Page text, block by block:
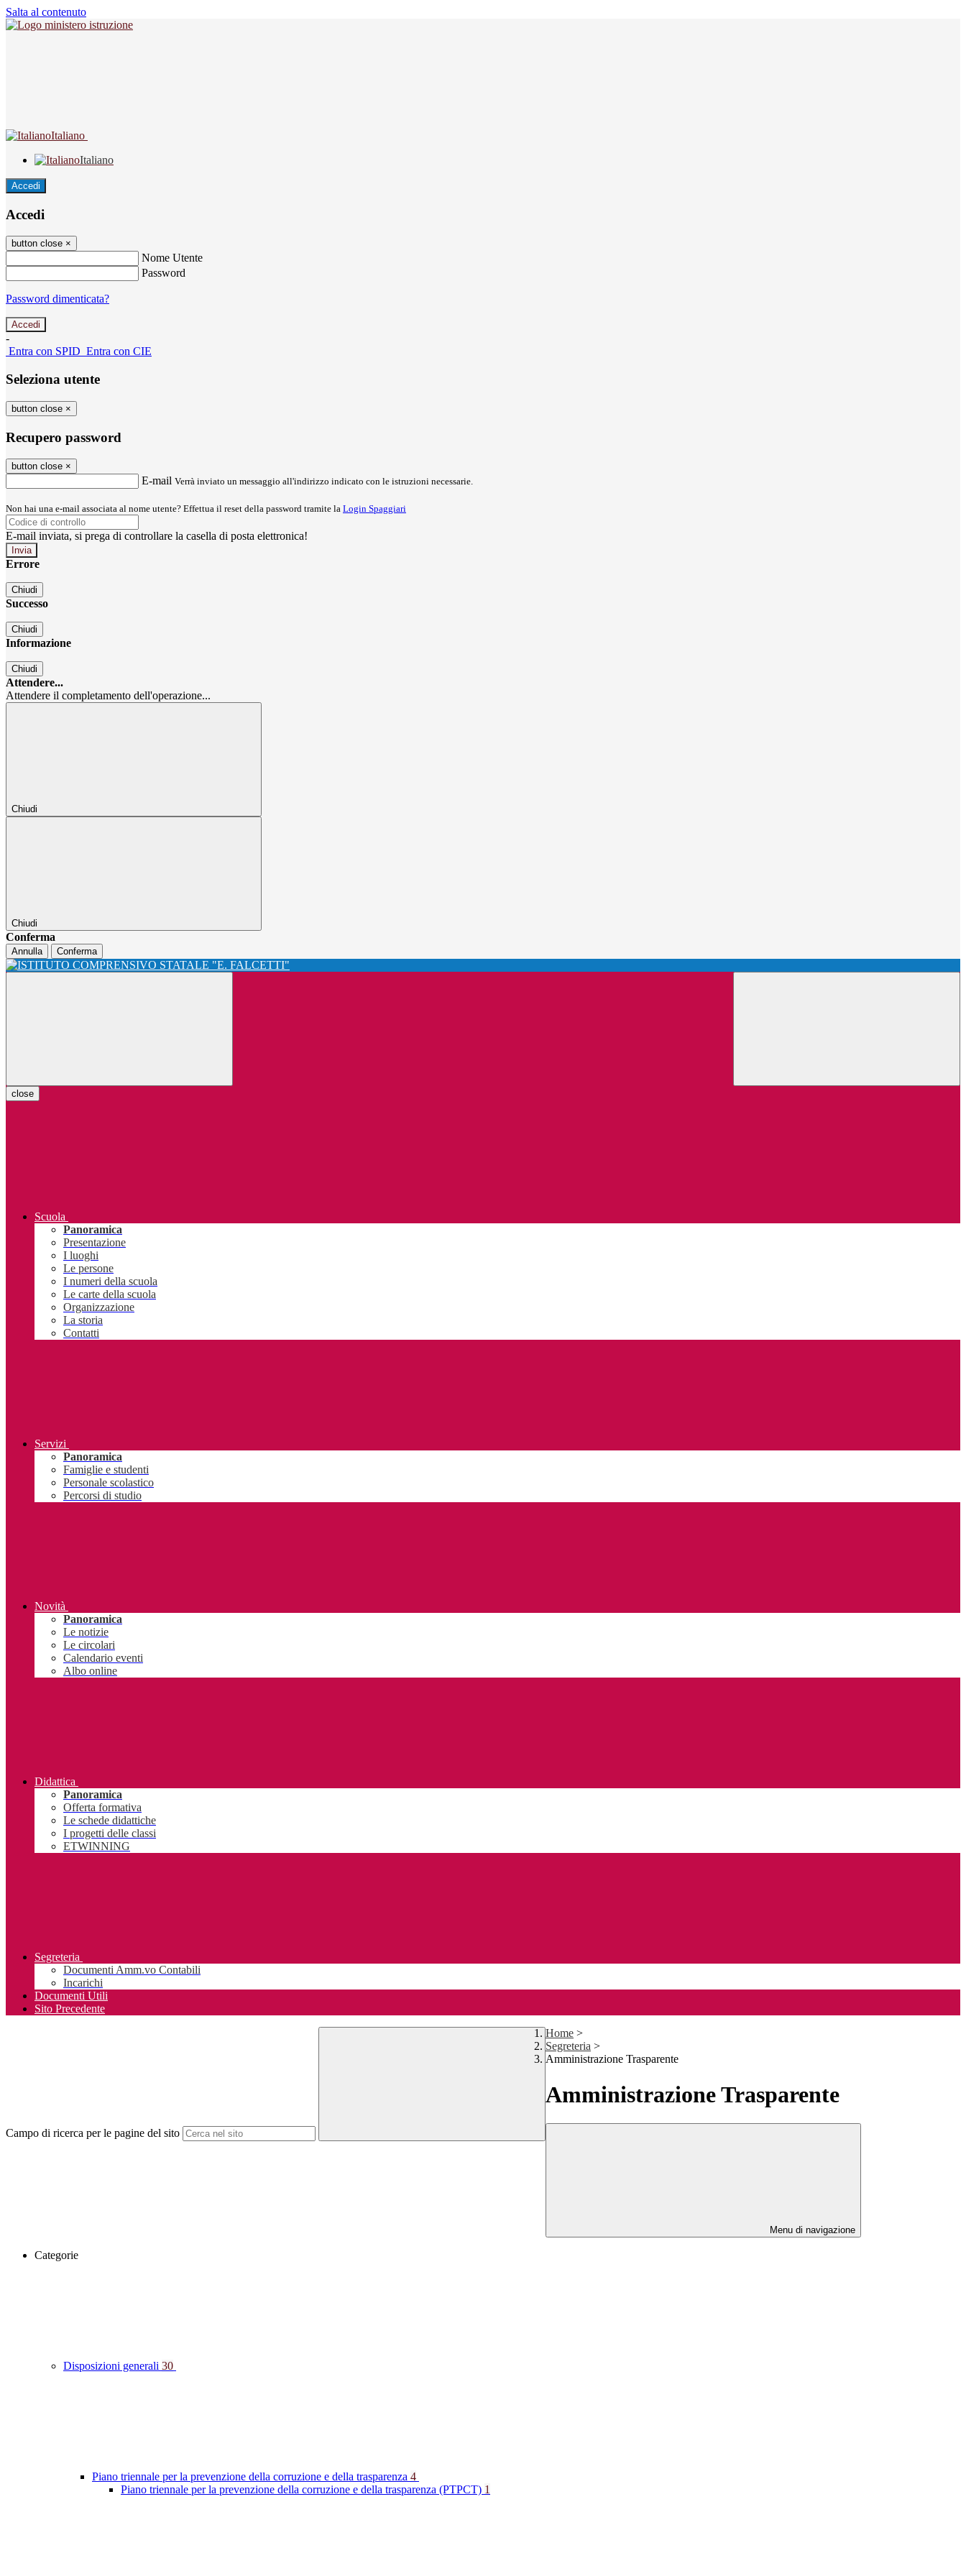
Salta al contenuto
Italiano
Italiano
Accedi
Accedi
button close ×
Nome Utente
Password
Password dimenticata?
-
Entra con SPID Entra con CIE
Seleziona utente
button close ×
Recupero password
button close ×
E-mail Verrà inviato un messaggio all'indirizzo indicato con le istruzioni necessarie.
Non hai una e-mail associata al nome utente? Effettua il reset della password tramite la Login Spaggiari
E-mail inviata, si prega di controllare la casella di posta elettronica!
Errore
Chiudi
Successo
Chiudi
Informazione
Chiudi
Attendere...
Attendere il completamento dell'operazione...
Chiudi
Chiudi
Conferma
Annulla Conferma
close
Scuola
Panoramica
Presentazione
I luoghi
Le persone
I numeri della scuola
Le carte della scuola
Organizzazione
La storia
Contatti
Servizi
Panoramica
Famiglie e studenti
Personale scolastico
Percorsi di studio
Novità
Panoramica
Le notizie
Le circolari
Calendario eventi
Albo online
Didattica
Panoramica
Offerta formativa
Le schede didattiche
I progetti delle classi
ETWINNING
Segreteria
Documenti Amm.vo Contabili
Incarichi
Documenti Utili
Sito Precedente
Campo di ricerca per le pagine del sito
Home >
Segreteria >
Amministrazione Trasparente
Amministrazione Trasparente
Menu di navigazione
Categorie
Disposizioni generali 30
Piano triennale per la prevenzione della corruzione e della trasparenza 4
Piano triennale per la prevenzione della corruzione e della trasparenza (PTPCT) 1